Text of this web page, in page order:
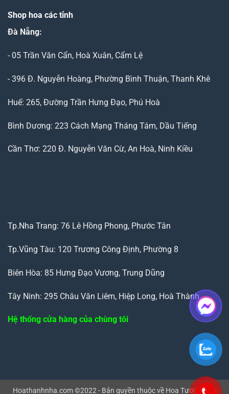
Shop hoa các tỉnh
Đà Nẵng:
- 05 Trần Văn Cẩn, Hoà Xuân, Cẩm Lệ
- 396 Đ. Nguyễn Hoàng, Phường Bình Thuận, Thanh Khê
Huế: 265, Đường Trần Hưng Đạo, Phú Hoà
Bình Dương: 223 Cách Mạng Tháng Tám, Dầu Tiếng
Cần Thơ: 220 Đ. Nguyễn Văn Cừ, An Hoà, Ninh Kiều
Tp.Nha Trang: 76 Lê Hồng Phong, Phước Tân
Tp.Vũng Tàu: 120 Trương Công Định, Phường 8
Biên Hòa: 85 Hưng Đạo Vương, Trung Dũng
Tây Ninh: 295 Châu Văn Liêm, Hiệp Long, Hoà Thành
Hệ thống cửa hàng của chùng tôi
Hoathanhnha.com ©2022 - Bản quyền thuộc về Hoa Tươi Thanh